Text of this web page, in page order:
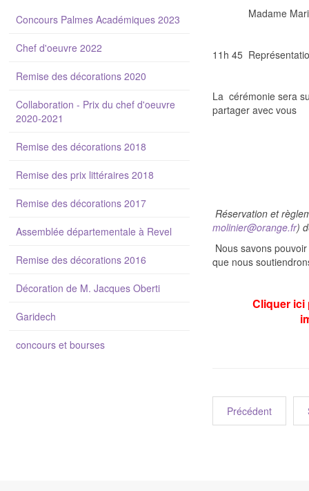
Madame
11h 45
La cérémonie sera
partager avec vous
Réservation et
molinier@orange.fr)
Nous savons
que nous
Cliquer ici
Précédent
Concours Palmes Académiques 2023
Chef d'oeuvre 2022
Remise des décorations 2020
Collaboration - Prix du chef d'oeuvre
2020-2021
Remise des décorations 2018
Remise des prix littéraires 2018
Remise des décorations 2017
Assemblée départementale à Revel
Remise des décorations 2016
Décoration de M. Jacques Oberti
Garidech
concours et bourses